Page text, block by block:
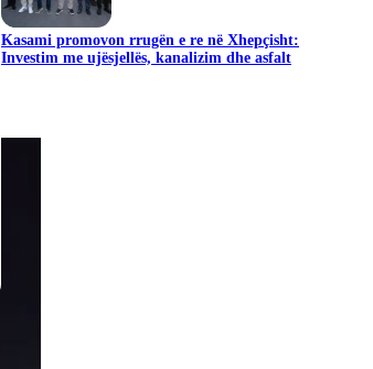
Kasami promovon rrugën e re në Xhepçisht:
Investim me ujësjellës, kanalizim dhe asfalt